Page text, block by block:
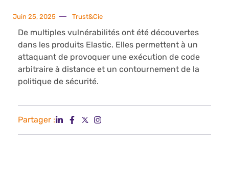
Juin 25, 2025 Trust&Cie
De multiples vulnérabilités ont été découvertes
dans les produits Elastic. Elles permettent à un
attaquant de provoquer une exécution de code
arbitraire à distance et un contournement de la
politique de sécurité.
Partager :